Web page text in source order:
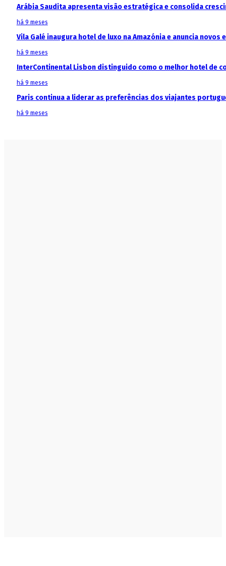
Arábia Saudita apresenta visão estratégica e consolida
há 9 meses
Vila Galé inaugura hotel de luxo na Amazónia e anuncia
há 9 meses
InterContinental Lisbon distinguido como o melhor hotel de
há 9 meses
Paris continua a liderar as preferências dos viajantes
há 9 meses